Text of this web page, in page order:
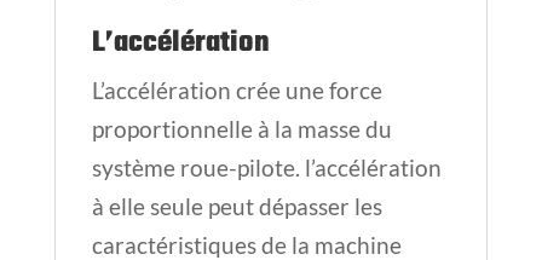
L’accélération
L’accélération crée une force
proportionnelle à la masse du
système roue-pilote. l’accélération
à elle seule peut dépasser les
caractéristiques de la machine